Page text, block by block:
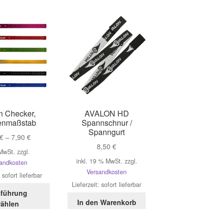
Produktseite
gewählt
Checker,
€– 7,90 €
zzgl.
sofort lieferbar
AVALON HD
Spannschnur /
Spanngurt
8,50€
inkl. 19 % MwSt. zzgl.
Versandkosten
Lieferzeit:sofort lieferbar
In den Warenkorb